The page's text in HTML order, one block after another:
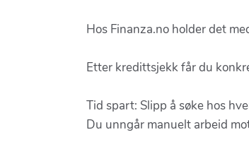
Hos Finanza.no holder det
Etter kredittsjekk får du
Tid spart: Slipp å søke hos
Du unngår manuelt arbeid